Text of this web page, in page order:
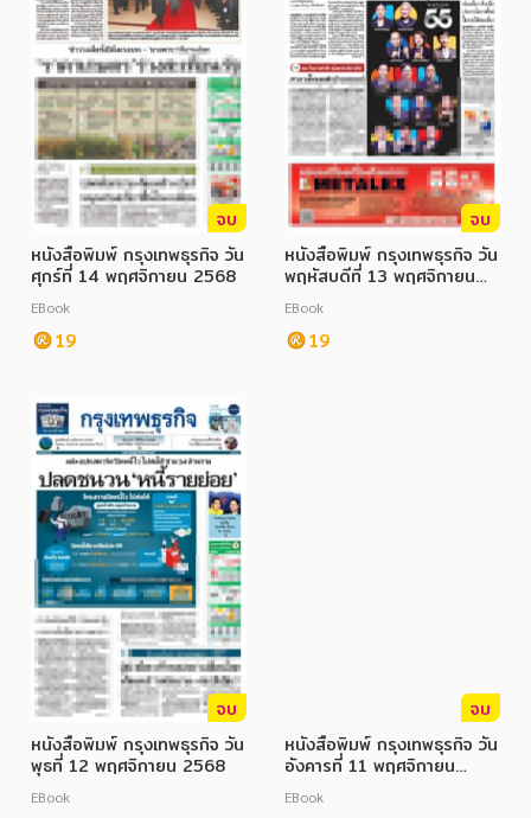
จบ
หนังสือพิมพ์ กรุงเทพธุรกิจ วัน
ศุกร์ที่ 14 พฤศจิกายน 2568
EBook
19
จบ
หนังสือพิมพ์ กรุงเทพธุรกิจ วัน
พฤหัสบดีที่ 13 พฤศจิกายน
2568
EBook
19
จบ
หนังสือพิมพ์ กรุงเทพธุรกิจ วัน
พุธที่ 12 พฤศจิกายน 2568
EBook
จบ
หนังสือพิมพ์ กรุงเทพธุรกิจ วัน
อังคารที่ 11 พฤศจิกายน
2568
EBook